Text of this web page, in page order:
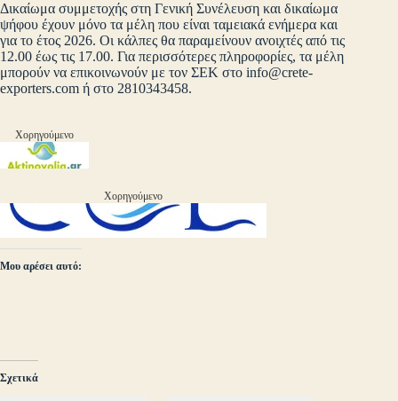
Δικαίωμα συμμετοχής στη Γενική Συνέλευση και δικαίωμα
ψήφου έχουν μόνο τα μέλη που είναι ταμειακά ενήμερα και
για το έτος 2026. Οι κάλπες θα παραμείνουν ανοιχτές από τις
12.00 έως τις 17.00. Για περισσότερες πληροφορίες, τα μέλη
μπορούν να επικοινωνούν με τον ΣΕΚ στο info@crete-
exporters.com ή στο 2810343458.
Χορηγούμενο
Χορηγούμενο
Μου αρέσει αυτό:
Σχετικά